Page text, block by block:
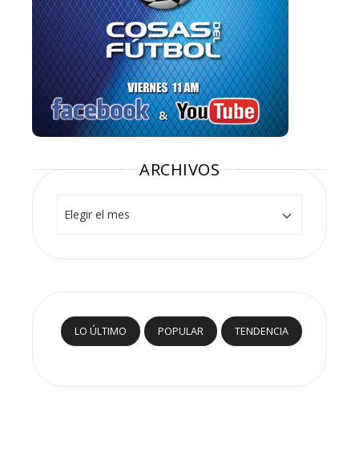
ARCHIVOS
LO ÚLTIMO POPULAR TENDENCIA